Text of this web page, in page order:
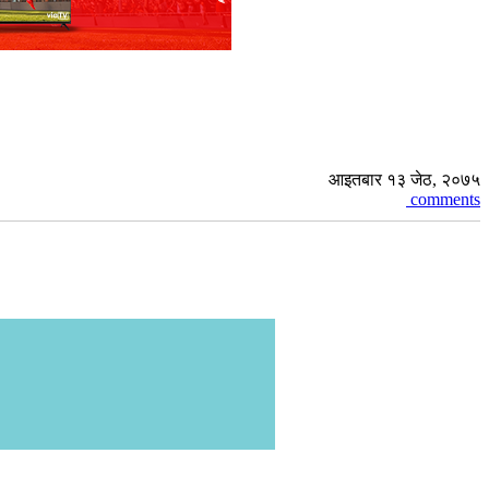
आइतबार १३ जेठ, २०७५
comments